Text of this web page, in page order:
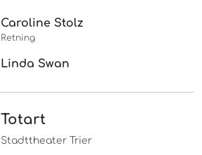
Caroline Stolz
Retning
Linda Swan
Totart
Stadttheater Trier